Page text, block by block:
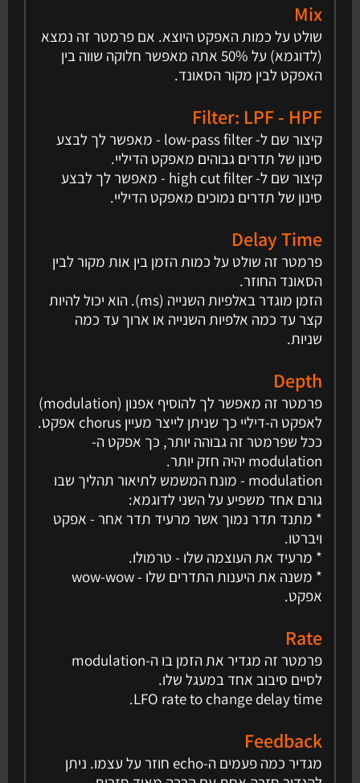
Mix
שולט על כמות האפקט היוצא. אם פרמטר זה נמצא
(לדוגמא) על 50% אתה מאפשר חלוקה שווה בין
האפקט לבין מקור הסאונד.
Filter: LPF - HPF
קיצור שם ל- low-pass filter - מאפשר לך לבצע
סינון של תדרים גבוהים מאפקט הדיליי.
קיצור שם ל- high cut filter - מאפשר לך לבצע
סינון של תדרים נמוכים מאפקט הדיליי.
Delay Time
פרמטר זה שולט על כמות הזמן בין אות מקור לבין
הסאונד החוזר.
הזמן מוגדר באלפיות השנייה (ms). הוא יכול להיות
קצר עד כמה אלפיות השנייה או ארוך עד כמה
שניות.
Depth
פרמטר זה מאפשר לך להוסיף אפנון (modulation)
לאפקט ה-דיליי כך שניתן לייצר מעיין chorus אפקט.
ככל שפרמטר זה גבוהה יותר, כך אפקט ה-
modulation יהיה חזק יותר.
modulation - מונח המשמש לתיאור תהליך שבו
גורם אחד משפיע על השני לדוגמא:
* מתנד תדר נמוך אשר מרעיד תדר אחר - אפקט
ויברטו.
* מרעיד את העוצמה שלו - טרמולו.
* משנה את היענות התדרים שלו - wow-wow
אפקט.
Rate
פרמטר זה מגדיר את הזמן בו ה-modulation
לסיים סיבוב אחד במעגל שלו.
LFO rate to change delay time.
Feedback
מגדיר כמה פעמים ה-echo חוזר על עצמו. ניתן